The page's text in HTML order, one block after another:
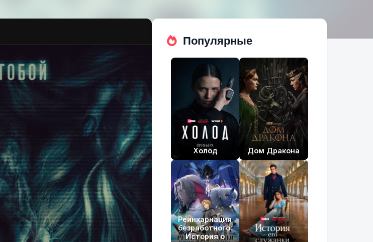
Популярные
Холод Дом Дракона
Реинкарнация
безработного:
История о